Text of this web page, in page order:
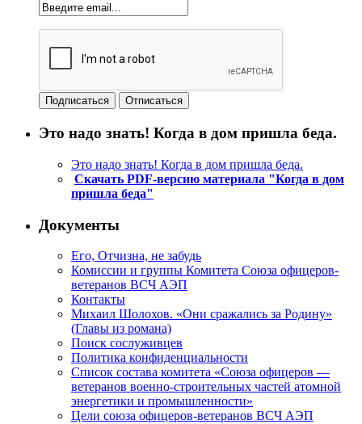
Это надо знать! Когда в дом пришла беда.
Это надо знать! Когда в дом пришла беда.
Скачать PDF-версию материала "Когда в дом
пришла беда"
Документы
Его, Отчизна, не забудь
Комиссии и группы Комитета Союза офицеров-
ветеранов ВСЧ АЭП
Контакты
Михаил Шолохов. «Они сражались за Родину»
(Главы из романа)
Поиск сослуживцев
Политика конфиденциальности
Список состава комитета «Союза офицеров —
ветеранов военно-строительных частей атомной
энергетики и промышленности»
Цели союза офицеров-ветеранов ВСЧ АЭП